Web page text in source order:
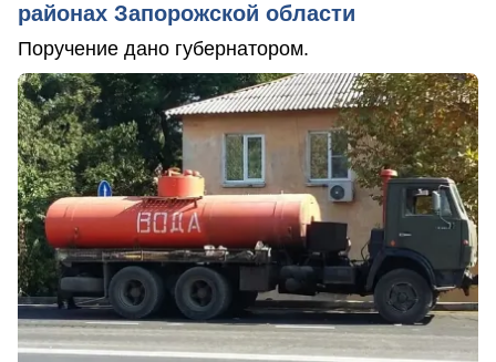
районах Запорожской области
Поручение дано губернатором.